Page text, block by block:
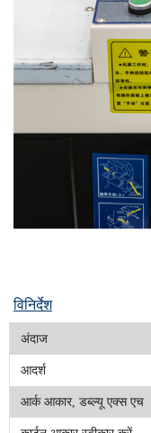
विनिर्देश
अंदाज
आदर्श
आर्क आकार, डब्ल्यू एक्स एच